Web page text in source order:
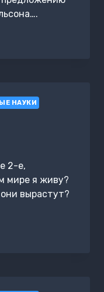
НАУКИ
2-е,
мире я живу?
вырастут?